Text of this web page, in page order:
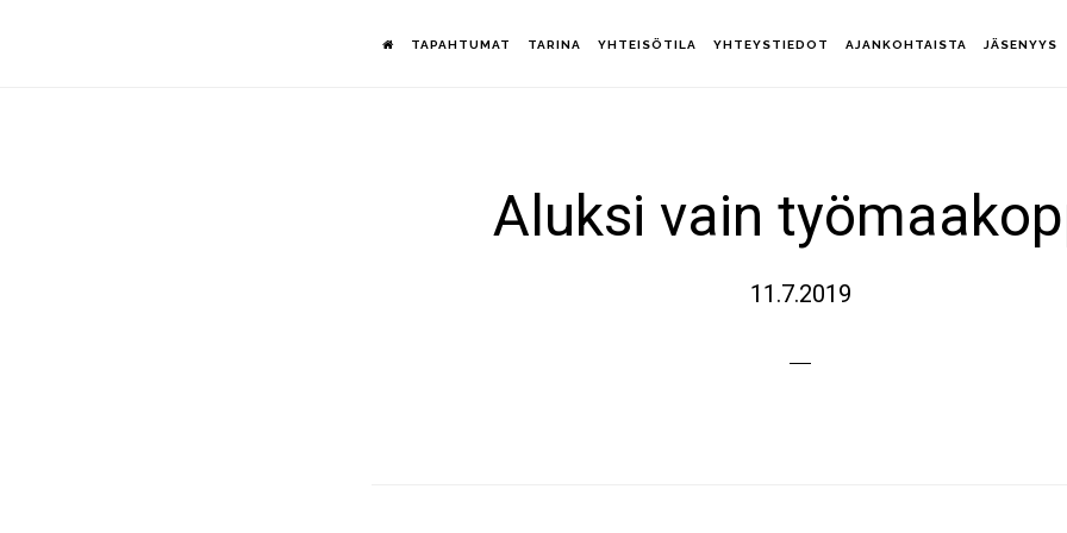
TAPAHTUMAT TARINA YHTEISÖTILA YHTEYSTIEDOT AJANKOHTAISTA JÄSENYYS
Aluksi vain
11.7.2019